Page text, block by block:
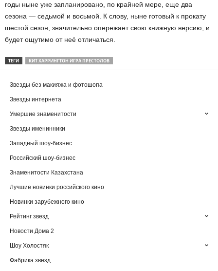
годы ныне уже запланировано, по крайней мере, еще два
сезона — седьмой и восьмой. К слову, ныне готовый к прокату
шестой сезон, значительно опережает свою книжную версию, и
будет ощутимо от неё отличаться.
ТЕГИ КИТ ХАРРИНГТОН ИГРА ПРЕСТОЛОВ
Звезды без макияжа и фотошопа
Звезды интернета
Умершие знаменитости
Звезды именинники
Западный шоу-бизнес
Российский шоу-бизнес
Знаменитости Казахстана
Лучшие новинки российского кино
Новинки зарубежного кино
Рейтинг звезд
Новости Дома 2
Шоу Холостяк
Фабрика звезд